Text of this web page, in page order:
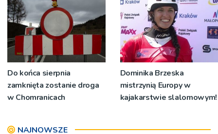
Do końca sierpnia
zamknięta zostanie droga
w Chomranicach
Dominika Brzeska
mistrzynią Europy w
kajakarstwie slalomowym!
NAJNOWSZE